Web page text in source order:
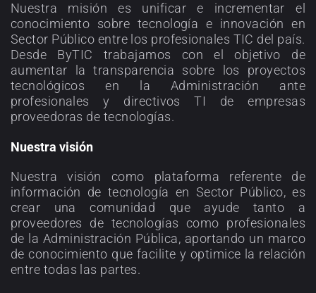
Nuestra misión es unificar e incrementar el
conocimiento sobre tecnología e innovación en
Sector Público entre los profesionales TIC del país.
Desde ByTIC trabajamos con el objetivo de
aumentar la transparencia sobre los proyectos
tecnológicos en la Administración ante
profesionales y directivos TI de empresas
proveedoras de tecnologías.
Nuestra visión
Nuestra visión como plataforma referente de
información de tecnología en Sector Público, es
crear una comunidad que ayude tanto a
proveedores de tecnologías como profesionales
de la Administración Pública, aportando un marco
de conocimiento que facilite y optimice la relación
entre todas las partes.